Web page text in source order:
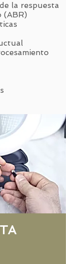
la respuesta
(ABR)